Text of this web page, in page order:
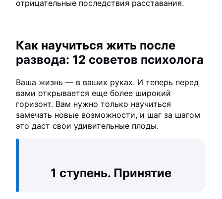
отрицательные последствия расставания.
Как научиться жить после
развода: 12 советов психолога
Ваша жизнь — в ваших руках. И теперь перед
вами открывается еще более широкий
горизонт. Вам нужно только научиться
замечать новые возможности, и шаг за шагом
это даст свои удивительные плоды.
1 ступень. Принятие